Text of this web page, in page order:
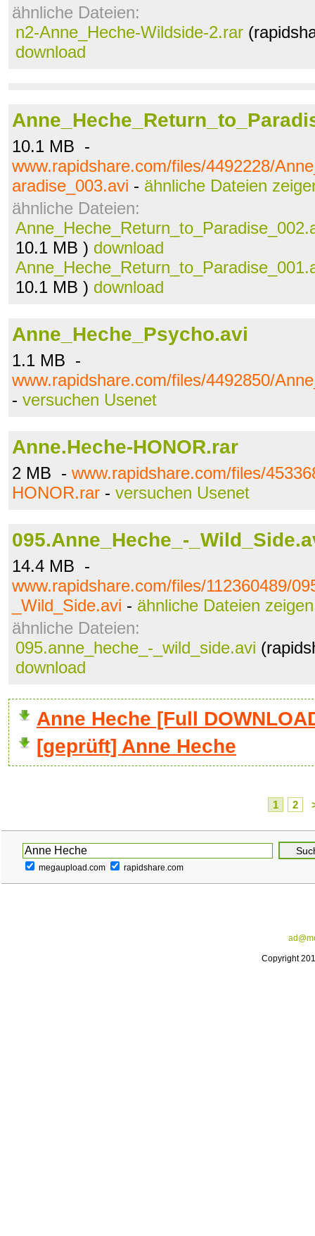
ähnliche Dateien:
n2-Anne_Heche-Wildside-2.rar
download
10.1 MB -
www.rapidshare.com/files/4492228/
aradise_003.avi - ähnliche Dateien
ähnliche Dateien:
10.1 MB ) download
10.1 MB ) download
Anne_Heche_Psycho.avi
1.1 MB -
www.rapidshare.com/files/4492850/
- versuchen Usenet
Anne.Heche-HONOR.rar
2 MB - www.rapidshare.com/files/
HONOR.rar - versuchen Usenet
095.Anne_Heche_-
14.4 MB -
www.rapidshare.com/files/112360489/
_Wild_Side.avi - ähnliche Dateien zeigen
ähnliche Dateien:
095.anne_heche_-_wild_side.avi
download
Anne Heche [Full
[geprüft] Anne Heche
1 2
megaupload.com rapidshare.com
Copyright